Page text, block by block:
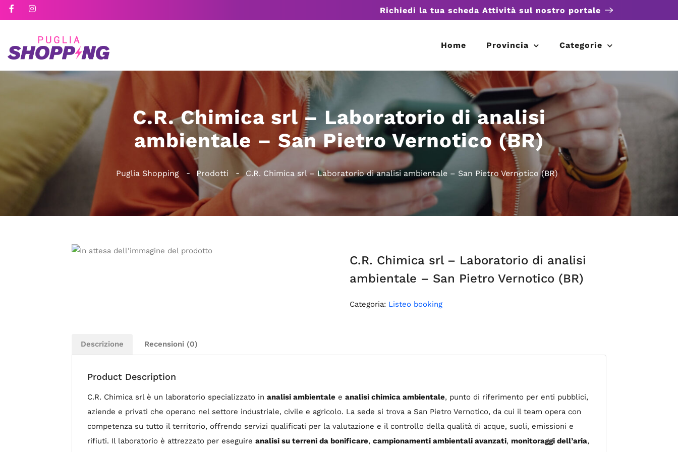
Richiedi la tua scheda Attività sul nostro portale
Home Provincia Categorie
C.R. Chimica srl – Laboratorio di analisi
ambientale – San Pietro Vernotico (BR)
Puglia Shopping Prodotti C.R. Chimica srl – Laboratorio di analisi ambientale – San Pietro Vernotico (BR)
C.R. Chimica srl – Laboratorio di analisi
ambientale – San Pietro Vernotico (BR)
Categoria: Listeo booking
Descrizione Recensioni (0)
Product Description
C.R. Chimica srl è un laboratorio specializzato in analisi ambientale e analisi chimica ambientale, punto di riferimento per enti pubblici,
aziende e privati che operano nel settore industriale, civile e agricolo. La sede si trova a San Pietro Vernotico, da cui il team opera con
competenza su tutto il territorio, offrendo servizi qualificati per la valutazione e il controllo della qualità di acque, suoli, emissioni e
rifiuti. Il laboratorio è attrezzato per eseguire analisi su terreni da bonificare, campionamenti ambientali avanzati, monitoraggi dell’aria,